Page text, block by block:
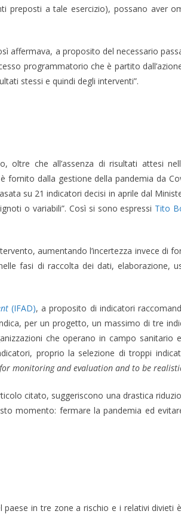
preposti a tale esercizio), possano aver
affermava, a proposito del necessario
programmatorio che è partito
stessi e quindi degli interventi”.
oltre che all’assenza di risultati attesi
dalla gestione della pandemia da
su 21 indicatori decisi in aprile dal
o variabili”. Così si sono espressi Tito
aumentando l’incertezza invece di
fasi di raccolta dei dati, elaborazione,
(IFAD), a proposito di indicatori
per un progetto, un massimo di tre
che operano in campo sanitario
proprio la selezione di troppi
monitoring and evaluation and to be
citato, suggeriscono una drastica
momento: fermare la pandemia ed
in tre zone a rischio e i relativi